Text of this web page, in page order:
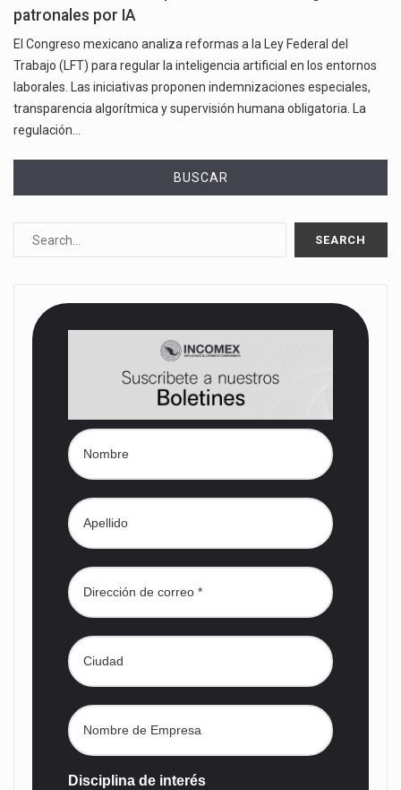
patronales por IA
El Congreso mexicano analiza reformas a la Ley Federal del
Trabajo (LFT) para regular la inteligencia artificial en los entornos
laborales. Las iniciativas proponen indemnizaciones especiales,
transparencia algorítmica y supervisión humana obligatoria. La
regulación…
BUSCAR
Disciplina de interés